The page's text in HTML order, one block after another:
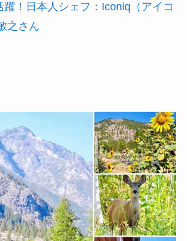
躍！日本人シェフ：Iconiq（アイコ
之さん